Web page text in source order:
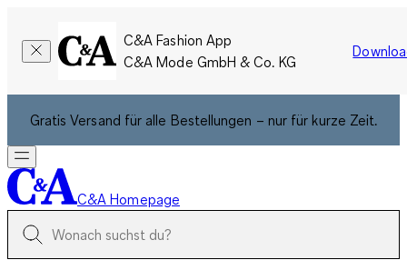
C&A Fashion App
C&A Mode GmbH & Co. KG
Gratis Versand für alle Bestellungen – nur für kurze Zeit.
C&A Homepage